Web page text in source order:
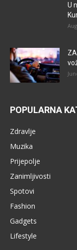
U
POPULARNA
Zdravlje
Muzika
Prijepolje
Zanimljivosti
Spotovi
Fashion
Gadgets
Lifestyle